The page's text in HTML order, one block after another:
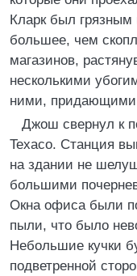
Кларк был
большее, чем
магазинов,
несколькими
ними, придающими
Джош свернул к
Texaco. Станция
на здании не
большими
Окна офиса были
пыли, что было
Небольшие кучки
подветренной